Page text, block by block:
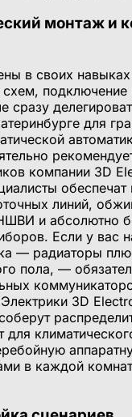
монтаж и
в своих навыках
подключение
сразу
для
компании 3D
линий,
и абсолютно
Если у вас
— радиаторы
пола, —
3D
для
в каждой